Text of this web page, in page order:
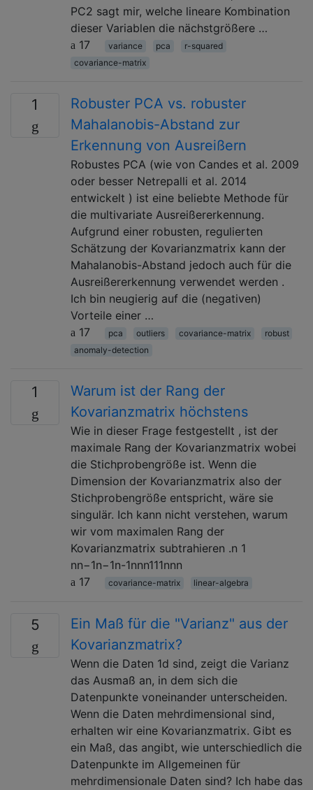
PC2 sagt mir, welche lineare Kombination
dieser Variablen die nächstgrößere …
17
variance pca
r-squared
covariance-matrix
1
Robuster PCA vs. robuster
Mahalanobis-Abstand zur
Erkennung von Ausreißern
Robustes PCA (wie von Candes et al. 2009
oder besser Netrepalli et al. 2014
entwickelt ) ist eine beliebte Methode für
die multivariate Ausreißererkennung.
Aufgrund einer robusten, regulierten
Schätzung der Kovarianzmatrix kann der
Mahalanobis-Abstand jedoch auch für die
Ausreißererkennung verwendet werden .
Ich bin neugierig auf die (negativen)
Vorteile einer …
17
pca outliers covariance-matrix
robust
anomaly-detection
1
Warum ist der Rang der
Kovarianzmatrix höchstens
Wie in dieser Frage festgestellt , ist der
maximale Rang der Kovarianzmatrix wobei
die Stichprobengröße ist. Wenn die
Dimension der Kovarianzmatrix also der
Stichprobengröße entspricht, wäre sie
singulär. Ich kann nicht verstehen, warum
wir vom maximalen Rang der
Kovarianzmatrix subtrahieren .n 1
nn−1n−1n-1nnn111nnn
17
covariance-matrix linear-algebra
5
Ein Maß für die "Varianz" aus der
Kovarianzmatrix?
Wenn die Daten 1d sind, zeigt die Varianz
das Ausmaß an, in dem sich die
Datenpunkte voneinander unterscheiden.
Wenn die Daten mehrdimensional sind,
erhalten wir eine Kovarianzmatrix. Gibt es
ein Maß, das angibt, wie unterschiedlich die
Datenpunkte im Allgemeinen für
mehrdimensionale Daten sind? Ich habe das